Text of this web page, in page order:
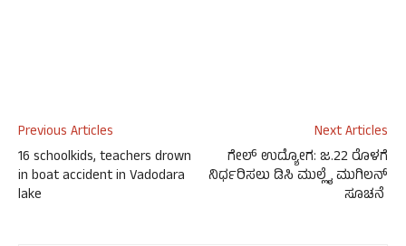
Previous Articles
16 schoolkids, teachers drown
in boat accident in Vadodara
lake
Next Articles
ಗೇಲ್ ಉದ್ಯೋಗ: ಜ.22 ರೊಳಗೆ
ನಿರ್ಧರಿಸಲು ಡಿಸಿ ಮುಲ್ಲೈ ಮುಗಿಲನ್
ಸೂಚನೆ